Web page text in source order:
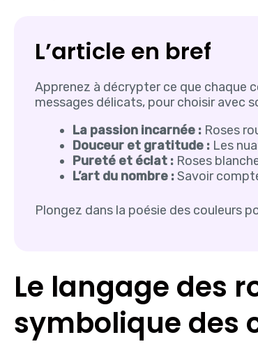
L’article en bref
Apprenez à décrypter ce que chaque
messages délicats, pour choisir avec
La passion incarnée : Roses
Douceur et gratitude : Les
Pureté et éclat : Roses
L’art du nombre :Savoir
Plongez dans la poésie des couleurs
Le langage des
symbolique des